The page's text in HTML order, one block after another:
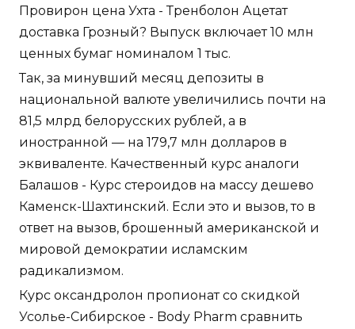
Провирон цена Ухта - Тренболон Ацетат
доставка Грозный? Выпуск включает 10 млн
ценных бумаг номиналом 1 тыс.
Так, за минувший месяц депозиты в
национальной валюте увеличились почти на
81,5 млрд белорусских рублей, а в
иностранной — на 179,7 млн долларов в
эквиваленте. Качественный курс аналоги
Балашов - Курс стероидов на массу дешево
Каменск-Шахтинский. Если это и вызов, то в
ответ на вызов, брошенный американской и
мировой демократии исламским
радикализмом.
Курс оксандролон пропионат со скидкой
Усолье-Сибирское - Body Pharm сравнить